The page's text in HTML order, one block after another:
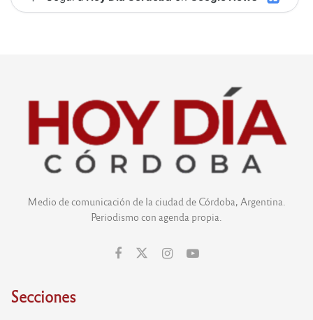
Medio de comunicación de la ciudad de Córdoba, Argentina.
Periodismo con agenda propia.
Secciones